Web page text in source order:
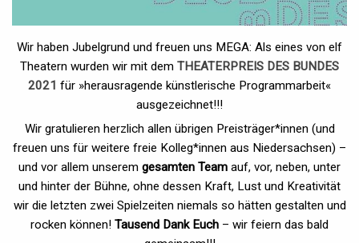
Wir haben Jubelgrund und freuen uns MEGA: Als eines von elf
Theatern wurden wir mit dem THEATERPREIS DES BUNDES
2021 für »herausragende künstlerische Programmarbeit«
ausgezeichnet!!!
Wir gratulieren herzlich allen übrigen Preisträger*innen (und
freuen uns für weitere freie Kolleg*innen aus Niedersachsen) –
und vor allem unserem gesamten Team auf, vor, neben, unter
und hinter der Bühne, ohne dessen Kraft, Lust und Kreativität
wir die letzten zwei Spielzeiten niemals so hätten gestalten und
rocken können! Tausend Dank Euch – wir feiern das bald